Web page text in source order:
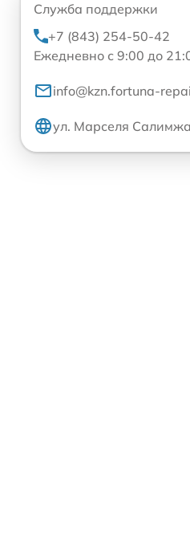
Служба поддержки
+7 (843) 254-50-42
Ежедневно с 9:00 до
info@kzn.fortuna-
ул. Марселя